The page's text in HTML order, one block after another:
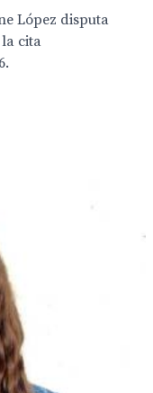
López disputa
cita